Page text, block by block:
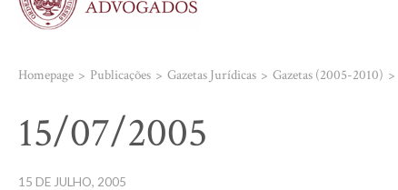
Homepage Publicações Gazetas Jurídicas Gazetas (2005-2010)
15/07/2005
15 DE JULHO, 2005